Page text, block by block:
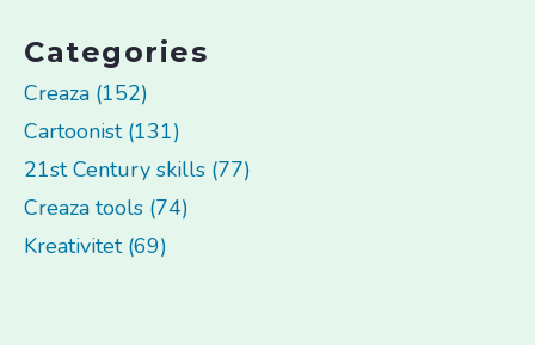
Categories
Creaza (152)
Cartoonist (131)
21st Century skills (77)
Creaza tools (74)
Kreativitet (69)